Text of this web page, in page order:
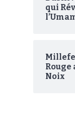
qui
Rouge
Noix